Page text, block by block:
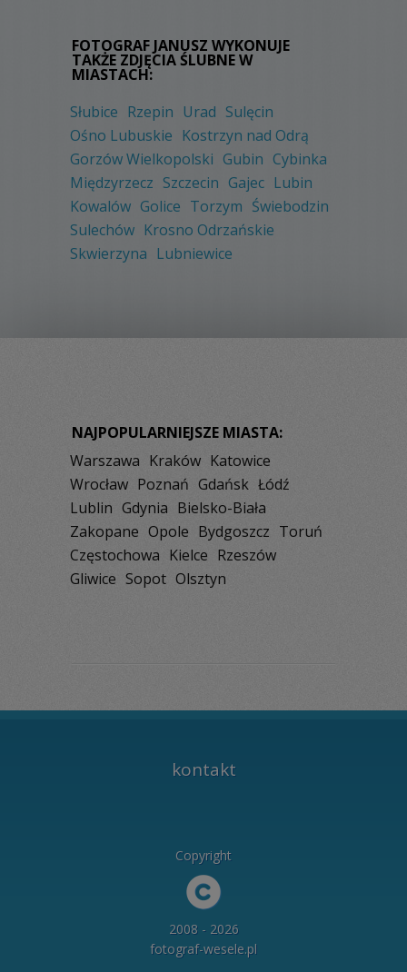
FOTOGRAF JANUSZ WYKONUJE
TAKŻE ZDJĘCIA ŚLUBNE W
MIASTACH:
Słubice Rzepin Urad Sulęcin
Ośno Lubuskie Kostrzyn nad Odrą
Gorzów Wielkopolski Gubin Cybinka
Międzyrzecz Szczecin Gajec Lubin
Kowalów Golice Torzym Świebodzin
Sulechów Krosno Odrzańskie
Skwierzyna Lubniewice
NAJPOPULARNIEJSZE MIASTA:
Warszawa Kraków Katowice
Wrocław Poznań Gdańsk Łódź
Lublin Gdynia Bielsko-Biała
Zakopane Opole Bydgoszcz Toruń
Częstochowa Kielce Rzeszów
Gliwice Sopot Olsztyn
kontakt
Copyright
2008 - 2026
fotograf-wesele.pl